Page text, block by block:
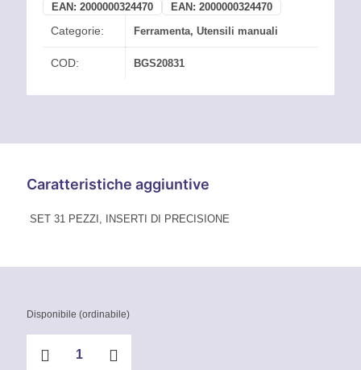
EAN: 2000000324470 EAN: 2000000324470
Categorie: Ferramenta, Utensili manuali
COD: BGS20831
Caratteristiche aggiuntive
SET 31 PEZZI, INSERTI DI PRECISIONE
Disponibile (ordinabile)